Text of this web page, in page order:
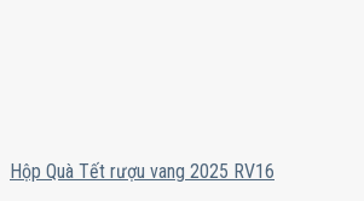
Hộp Quà Tết rượu vang 2025 RV16